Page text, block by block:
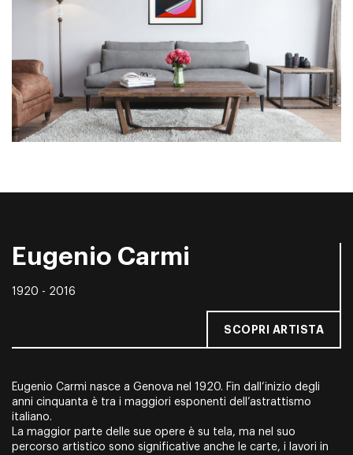
Eugenio Carmi
1920 - 2016
SCOPRI ARTISTA
Eugenio Carmi nasce a Genova nel 1920. Fin dall’inizio degli
anni cinquanta è tra i maggiori esponenti dell’astrattismo
italiano.
La maggior parte delle sue opere è su tela, ma nel suo
percorso artistico sono significative anche le carte, i lavori in